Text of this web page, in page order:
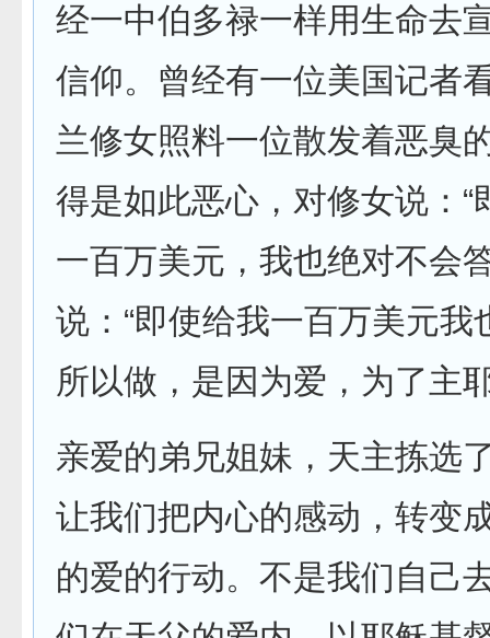
经一中伯多禄一样用生命去
信仰。曾经有一位美国记者
兰修女照料一位散发着恶臭
得是如此恶心，对修女说：“
一百万美元，我也绝对不会
说：“即使给我一百万美元我
所以做，是因为爱，为了主
亲爱的弟兄姐妹，天主拣选
让我们把内心的感动，转变
的爱的行动。不是我们自己